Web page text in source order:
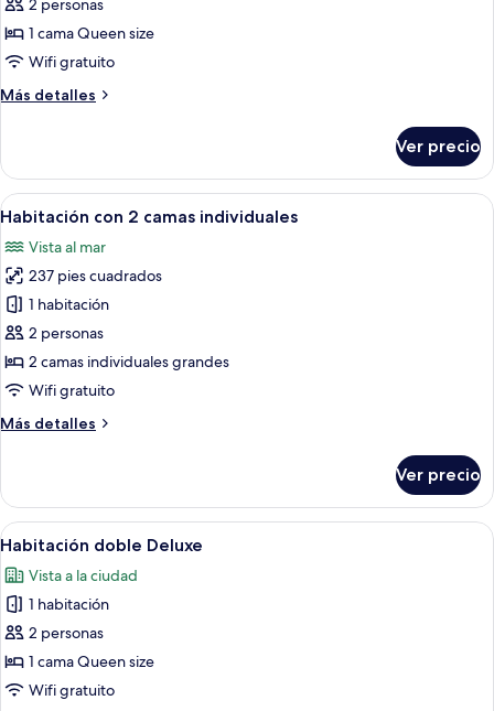
doble,
vista
mar
2 personas
1 cama Queen size
Wifi gratuito
Más detalles
Más
doble,
vista
al
Ver precio
Abrir
todas
las
fotos
de
Habitación
con
2
individuales
Habitación de hotel con un
4
Habitación con 2 camas individuales
Vista al mar
237 pies cuadrados
1 habitación
2 personas
2 camas individuales grandes
Wifi gratuito
Más detalles
Más
con
camas
Ver precio
Abrir
todas
las
fotos
de
Habitación
doble
Un espacio de oficina moderno con
4
Habitación doble Deluxe
Vista a la ciudad
1 habitación
2 personas
1 cama Queen size
Wifi gratuito